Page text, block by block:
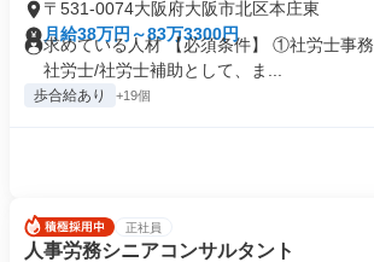
〒531-0074大阪府大阪市北区本庄東
月給38万円～83万3300円
求めている人材 【必須条件】 ①社労士事
社労士/社労士補助として、ま...
歩合給あり +19個
正社員
人事労務シニアコンサルタント